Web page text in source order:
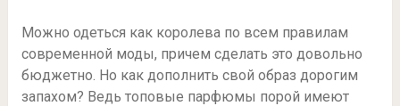
Можно одеться как королева по всем правилам
современной моды, причем сделать это довольно
бюджетно. Но как дополнить свой образ дорогим
запахом? Ведь топовые парфюмы порой имеют